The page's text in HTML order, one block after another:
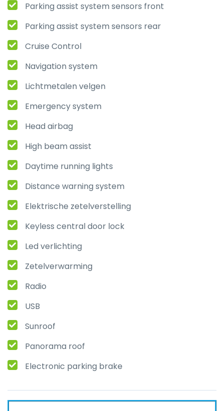
Parking assist system sensors front
Parking assist system sensors rear
Cruise Control
Navigation system
Lichtmetalen velgen
Emergency system
Head airbag
High beam assist
Daytime running lights
Distance warning system
Elektrische zetelverstelling
Keyless central door lock
Led verlichting
Zetelverwarming
Radio
USB
Sunroof
Panorama roof
Electronic parking brake